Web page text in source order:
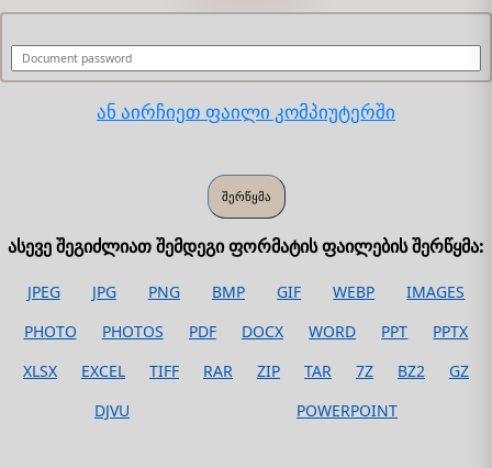
ან აირჩიეთ ფაილი კომპიუტერში
ასევე შეგიძლიათ შემდეგი ფორმატის ფაილების შერწყმა:
JPEG JPG PNG BMP GIF WEBP
IMAGES
PHOTO
PHOTOS PDF DOCX WORD PPT
PPTX
XLSX
EXCEL TIFF RAR ZIP TAR 7Z BZ2
GZ
DJVU
POWERPOINT